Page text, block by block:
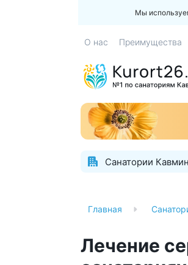
Мы
О нас Преимущества
Санатории
Главная
Лечение